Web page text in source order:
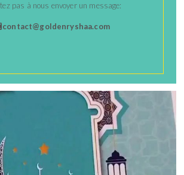
pas à nous envoyer un message:
contact@goldenryshaa.com